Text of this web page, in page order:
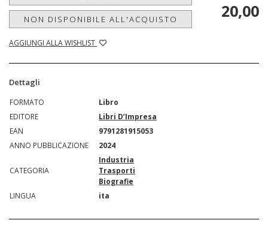
NON DISPONIBILE ALL'ACQUISTO
AGGIUNGI ALLA WISHLIST
20,00
Dettagli
FORMATO
Libro
EDITORE
Libri D’Impresa
EAN
9791281915053
ANNO PUBBLICAZIONE
2024
CATEGORIA
Industria
Trasporti
Biografie
LINGUA
ita